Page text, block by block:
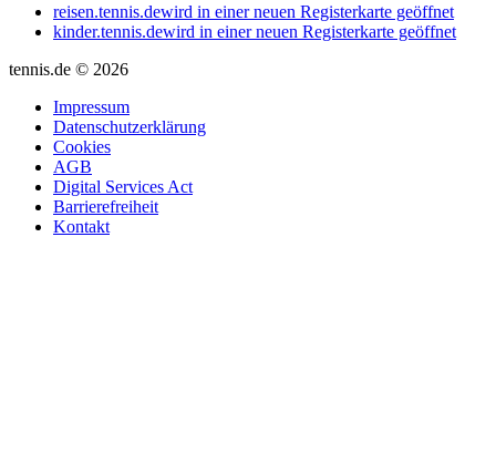
reisen.tennis.dewird in einer neuen Registerkarte geöffnet
kinder.tennis.dewird in einer neuen Registerkarte geöffnet
tennis.de © 2026
Impressum
Datenschutzerklärung
Cookies
AGB
Digital Services Act
Barrierefreiheit
Kontakt